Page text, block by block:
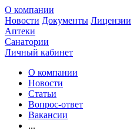
О компании
Новости Документы Лицензии
Аптеки
Санатории
Личный кабинет
О компании
Новости
Статьи
Вопрос-ответ
Вакансии
...